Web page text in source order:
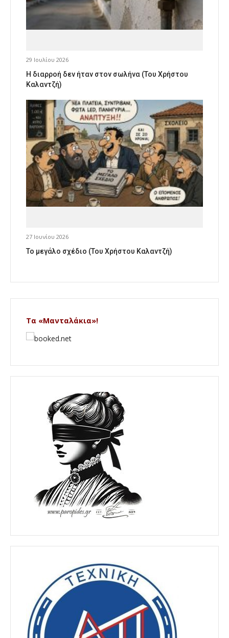
29 Ιουλίου 2026
Η διαρροή δεν ήταν στον σωλήνα (Του Χρήστου
Καλαντζή)
27 Ιουνίου 2026
Το μεγάλο σχέδιο (Του Χρήστου Καλαντζή)
Τα «Μανταλάκια»!